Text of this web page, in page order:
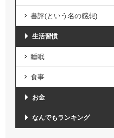
書評(という名の感想)
生活習慣
睡眠
食事
お金
なんでもランキング